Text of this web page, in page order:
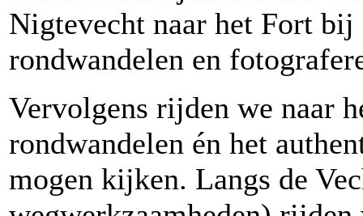
Nigtevecht naar het Fort
rondwandelen en
Vervolgens rijden we naar
rondwandelen én het
mogen kijken. Langs de